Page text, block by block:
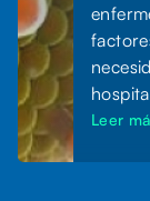
Leer